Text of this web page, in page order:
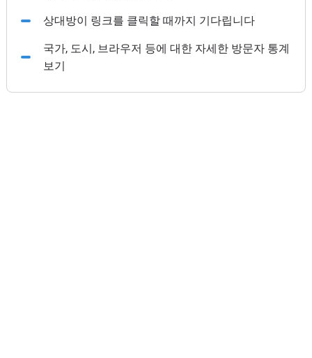
상대방이 링크를 클릭할 때까지 기다립니다
국가, 도시, 브라우저 등에 대한 자세한 방문자 통계
보기